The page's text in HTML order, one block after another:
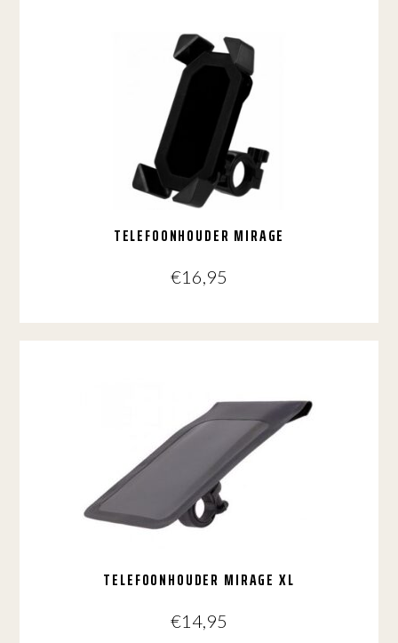
TELEFOONHOUDER MIRAGE
€16,95
TELEFOONHOUDER MIRAGE XL
€14,95